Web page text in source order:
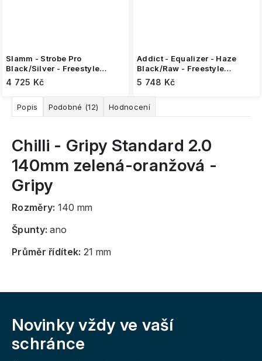
Slamm - Strobe Pro
Black/Silver - Freestyle
koloběžka
4 725 Kč
Addict - Equalizer - Haze
Black/Raw - Freestyle
koloběžka
5 748 Kč
Popis Podobné (12) Hodnocení
Chilli - Gripy Standard 2.0
140mm zelená-oranžová -
Gripy
Rozměry: 140 mm
Špunty: ano
Průměr řídítek: 21 mm
Novinky vždy ve vaší
schránce